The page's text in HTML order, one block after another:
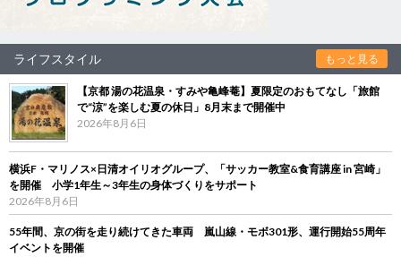
ライフスタイル もっと見る
【京都 湯の花温泉・すみや亀峰菴】夏限定のおもてなし「旅館
で“涼”を楽しむ夏の休日」8月末まで開催中
2026年8月6日
横浜F・マリノス×日清オイリオグループ、「サッカー教室&食育講座 in 宮崎」
を開催 小学1年生～3年生の身体づくりをサポート
2026年8月6日
55年間、京の街を走り続けてきた車両 嵐山線・モボ301形、運行開始55周年
イベントを開催